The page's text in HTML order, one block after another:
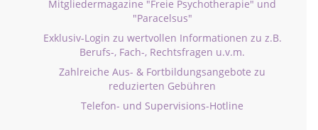
Mitgliedermagazine "Freie Psychotherapie" und
"Paracelsus"
Exklusiv-Login zu wertvollen Informationen zu z.B.
Berufs-, Fach-, Rechtsfragen u.v.m.
Zahlreiche Aus- & Fortbildungsangebote zu
reduzierten Gebühren
Telefon- und Supervisions-Hotline